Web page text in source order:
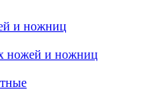
и ножниц
ножей и ножниц